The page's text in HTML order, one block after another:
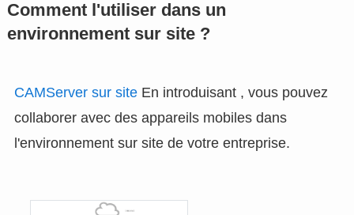
Comment l'utiliser dans un
environnement sur site ?
CAMServer sur siteEn introduisant , vous pouvez
collaborer avec des appareils mobiles dans
l'environnement sur site de votre entreprise.